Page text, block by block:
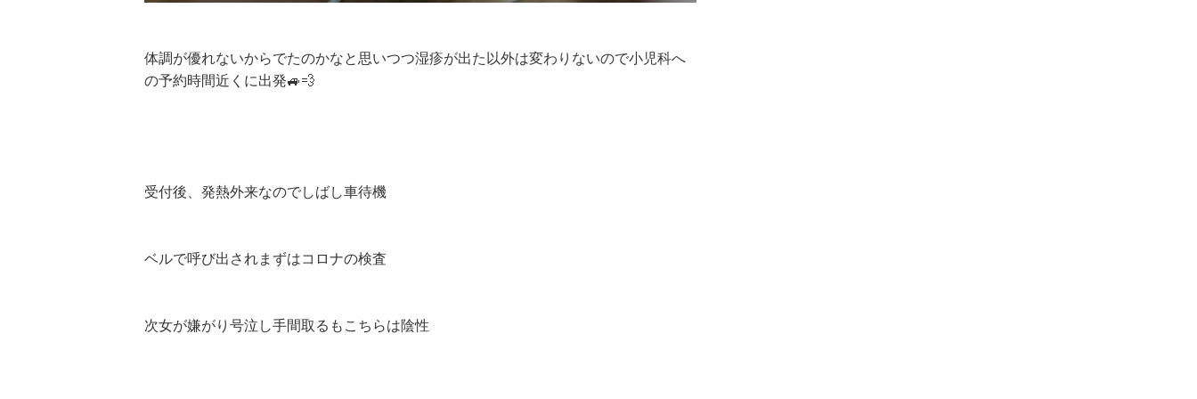
体調が優れないからでたのかなと思いつつ湿疹が出た以外は変わりないので小児科へ
の予約時間近くに出発🚙💨
受付後、発熱外来なのでしばし車待機
ベルで呼び出されまずはコロナの検査
次女が嫌がり号泣し手間取るもこちらは陰性